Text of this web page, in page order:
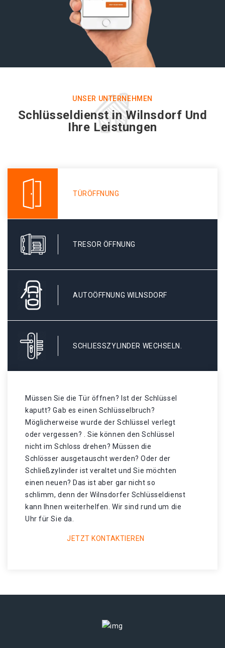
UNSER UNTERNEHMEN
Schlüsseldienst in Wilnsdorf Und
Ihre Leistungen
TÜRÖFFNUNG
TRESOR ÖFFNUNG
AUTOÖFFNUNG WILNSDORF
SCHLIESSZYLINDER WECHSELN.
Müssen Sie die Tür öffnen? Ist der Schlüssel
kaputt? Gab es einen Schlüsselbruch?
Möglicherweise wurde der Schlüssel verlegt
oder vergessen? . Sie können den Schlüssel
nicht im Schloss drehen? Müssen die
Schlösser ausgetauscht werden? Oder der
Schließzylinder ist veraltet und Sie möchten
einen neuen? Das ist aber gar nicht so
schlimm, denn der Wilnsdorfer Schlüsseldienst
kann Ihnen weiterhelfen. Wir sind rund um die
Uhr für Sie da.
JETZT KONTAKTIEREN